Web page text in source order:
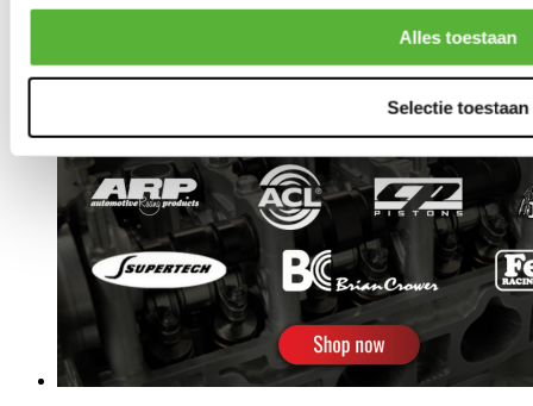
Alles toestaan
Selectie toestaan